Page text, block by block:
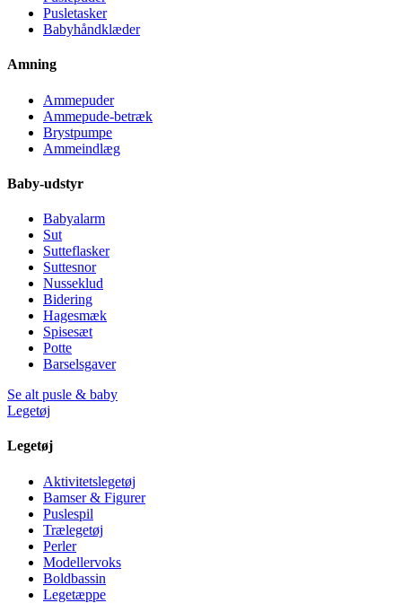
Pusletasker
Babyhåndklæder
Amning
Ammepuder
Ammepude-betræk
Brystpumpe
Ammeindlæg
Baby-udstyr
Babyalarm
Sut
Sutteflasker
Suttesnor
Nusseklud
Bidering
Hagesmæk
Spisesæt
Potte
Barselsgaver
Se alt pusle & baby
Legetøj
Legetøj
Aktivitetslegetøj
Bamser & Figurer
Puslespil
Trælegetøj
Perler
Modellervoks
Boldbassin
Legetæppe